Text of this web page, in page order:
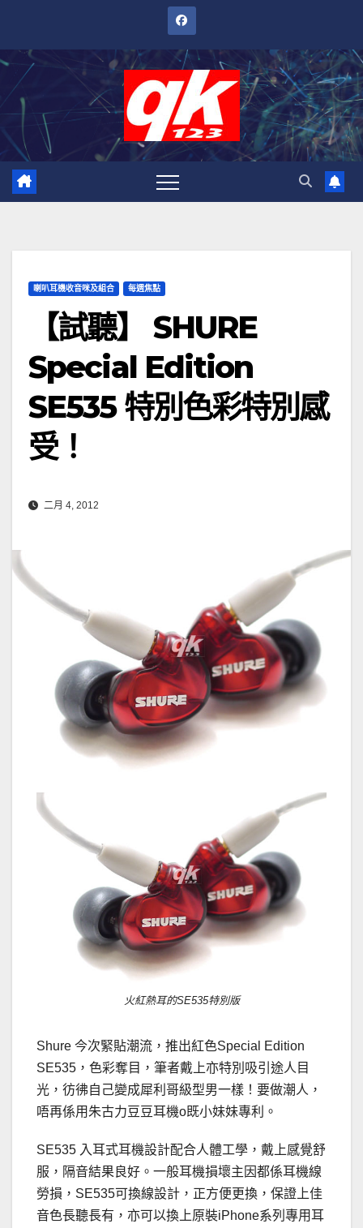
內
喇叭耳機收音咪及組合 每週焦點
【試聽】 SHURE
Special Edition
SE535 特別色彩特別感
受！
二月 4, 2012
火紅熱耳的SE535特別版
Shure 今次緊貼潮流，推出紅色Special Edition
SE535，色彩奪目，筆者戴上亦特別吸引途人目
光，彷彿自己變成犀利哥級型男一樣！要做潮人，
唔再係用朱古力豆豆耳機o既小妹妹專利。
SE535 入耳式耳機設計配合人體工學，戴上感覺舒
服，隔音結果良好。一般耳機損壞主因都係耳機線
勞損，SE535可換線設計，正方便更換，保證上佳
音色長聽長有，亦可以換上原裝iPhone系列專用耳